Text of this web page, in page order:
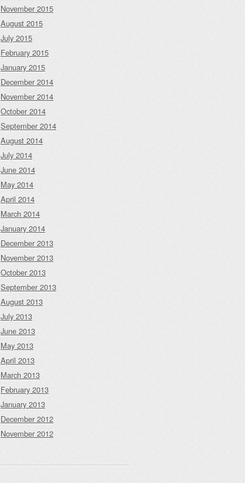
November 2015
August 2015
July 2015
February 2015
January 2015
December 2014
November 2014
October 2014
September 2014
August 2014
July 2014
June 2014
May 2014
April 2014
March 2014
January 2014
December 2013
November 2013
October 2013
September 2013
August 2013
July 2013
June 2013
May 2013
April 2013
March 2013
February 2013
January 2013
December 2012
November 2012